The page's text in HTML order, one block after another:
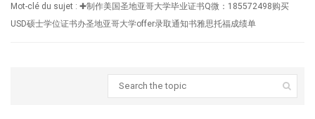
Mot-clé du sujet : ✚制作美国圣地亚哥大学毕业证书Q微：185572498购买
USD硕士学位证书办圣地亚哥大学offer录取通知书雅思托福成绩单